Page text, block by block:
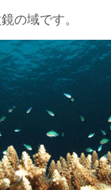
の域です。